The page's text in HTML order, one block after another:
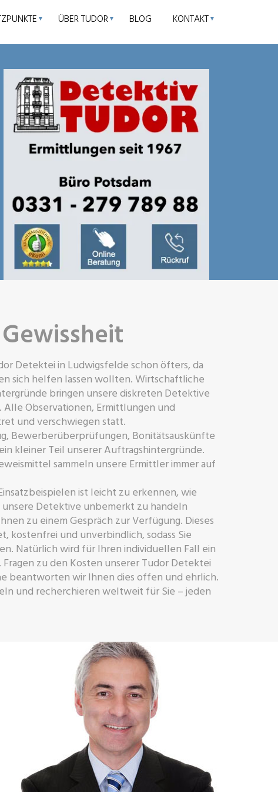
▼ ÜBER TUDOR ▼ BLOG KONTAKT ▼
Detektei in Ludwigsfelde schon öfters, da
sich helfen lassen wollten. Wirtschaftliche
bringen unsere diskreten Detektive
Alle Observationen, Ermittlungen und
und verschwiegen statt.
Bewerberüberprüfungen, Bonitätsauskünfte
kleiner Teil unserer Auftragshintergründe.
sammeln unsere Ermittler immer auf
ist leicht zu erkennen, wie
Detektive unbemerkt zu handeln
zu einem Gespräch zur Verfügung. Dieses
kostenfrei und unverbindlich, sodass Sie
Natürlich wird für Ihren individuellen Fall ein
zu den Kosten unserer Tudor Detektei
beantworten wir Ihnen dies offen und ehrlich.
und recherchieren weltweit für Sie – jeden